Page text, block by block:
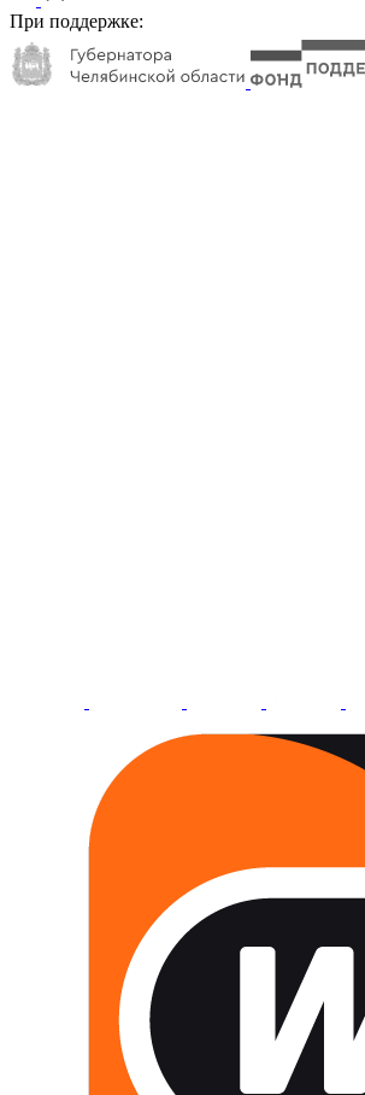
При поддержке: